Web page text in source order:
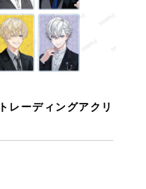
レーディングアクリ